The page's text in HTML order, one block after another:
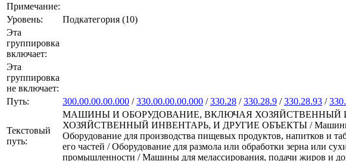
Примечание:
Уровень:
Подкатегория (10)
Эта
группировка
включает:
Эта
группировка
не включает:
Путь:
300.00.00.00.000 /330.00.00.00.000 /330.28 /330.28.9 /330.28.93 /
Текстовый
путь:
МАШИНЫ И ОБОРУДОВАНИЕ, ВКЛЮЧАЯ ХОЗЯЙСТВЕННЫЙ
ХОЗЯЙСТВЕННЫЙ ИНВЕНТАРЬ, И ДРУГИЕ ОБЪЕКТЫ / Машины и
Оборудование для производства пищевых продуктов, напитков и
его частей / Оборудование для размола или обработки зерна или
промышленности / Машины для мелассирования, подачи жиров и